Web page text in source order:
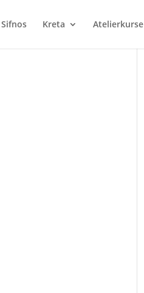
Sifnos Kreta Atelierkurse